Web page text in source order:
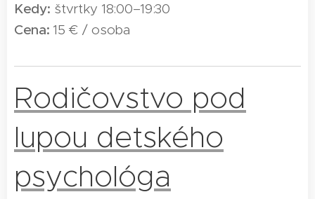
Kedy: štvrtky 18:00–19:30
Cena: 15 € / osoba
Rodičovstvo pod
lupou detského
psychológa